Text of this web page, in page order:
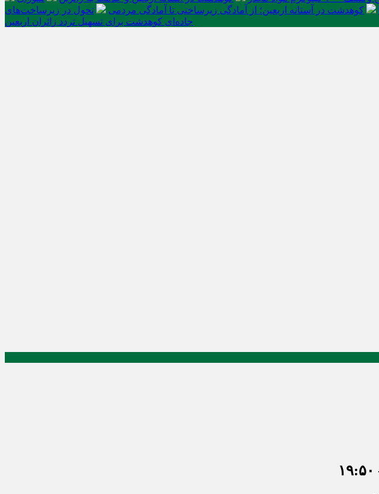
کوهدشت در آستانه اربعین؛ از آمادگی زیرساختی تا آمادگی مردمی
تحول در زیرساخت‌های
جاده‌ای کوهدشت برای تسهیل تردد زائران اربعین